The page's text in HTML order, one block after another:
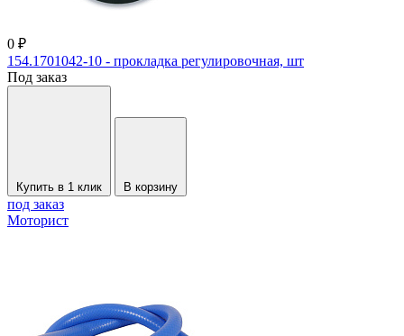
0 ₽
154.1701042-10 - прокладка регулировочная, шт
Под заказ
Купить в 1 клик В корзину
под заказ
Моторист